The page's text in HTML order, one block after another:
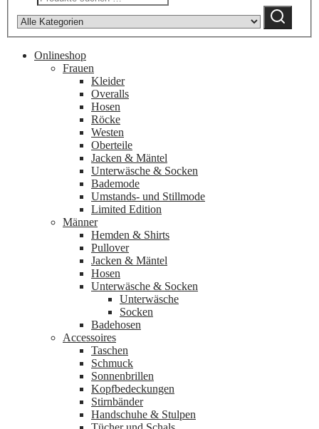
category:
Suchen
Onlineshop
Frauen
Kleider
Overalls
Hosen
Röcke
Westen
Oberteile
Jacken & Mäntel
Unterwäsche & Socken
Bademode
Umstands- und Stillmode
Limited Edition
Männer
Hemden & Shirts
Pullover
Jacken & Mäntel
Hosen
Unterwäsche & Socken
Unterwäsche
Socken
Badehosen
Accessoires
Taschen
Schmuck
Sonnenbrillen
Kopfbedeckungen
Stirnbänder
Handschuhe & Stulpen